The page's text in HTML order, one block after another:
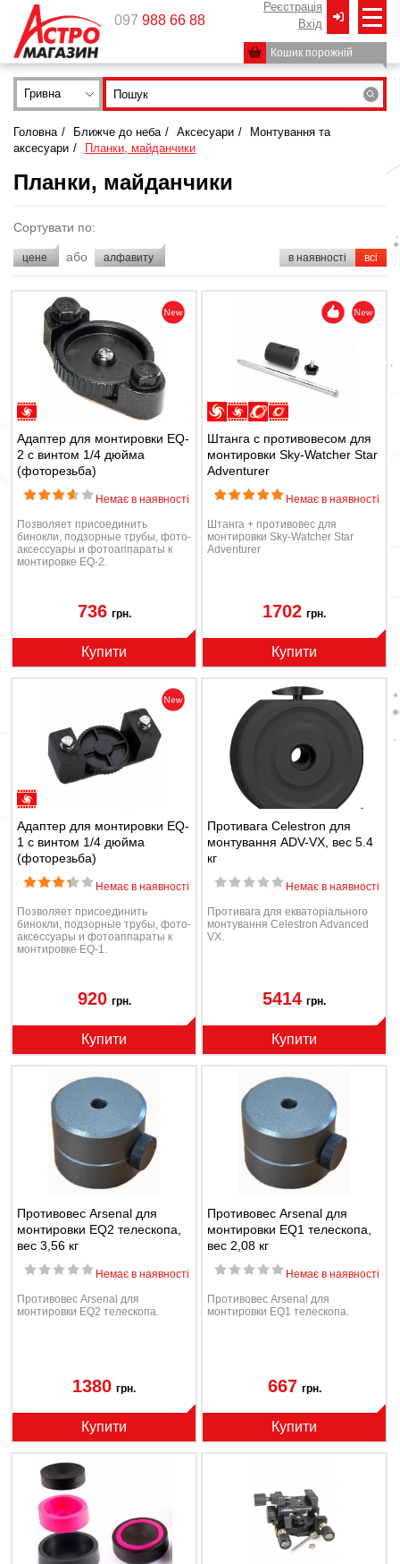
097 988 66 88
Реєстрація
Вxід
Кошик порожній
Гривна
Головна / Ближче до неба / Аксесуари /
Монтування та
аксесуари / Планки, майданчики
Планки, майданчики
Сортувати по:
цене або алфавиту в наявності всі
Адаптер для монтировки EQ-
2 с винтом 1/4 дюйма
(фоторезьба)
Немає в наявності
Позволяет присоединить
бинокли, подзорные трубы, фото-
аксессуары и фотоаппараты к
монтировке EQ-2.
736 грн.
Купити
Штанга с противовесом для
монтировки Sky-Watcher Star
Adventurer
Немає в наявності
Штанга + противовес для
монтировки Sky-Watcher Star
Adventurer
1702 грн.
Купити
Адаптер для монтировки EQ-
1 с винтом 1/4 дюйма
(фоторезьба)
Немає в наявності
Позволяет присоединить
бинокли, подзорные трубы, фото-
аксессуары и фотоаппараты к
монтировке EQ-1.
920 грн.
Купити
Противага Celestron для
монтування ADV-VX, вес 5.4
кг
Немає в наявності
Противага для екваторіального
монтування Celestron Advanced
VX.
5414 грн.
Купити
Противовес Arsenal для
монтировки EQ2 телескопа,
вес 3,56 кг
Немає в наявності
Противовес Arsenal для
монтировки EQ2 телескопа.
1380 грн.
Купити
Противовес Arsenal для
монтировки EQ1 телескопа,
вес 2,08 кг
Немає в наявності
Противовес Arsenal для
монтировки EQ1 телескопа.
667 грн.
Купити